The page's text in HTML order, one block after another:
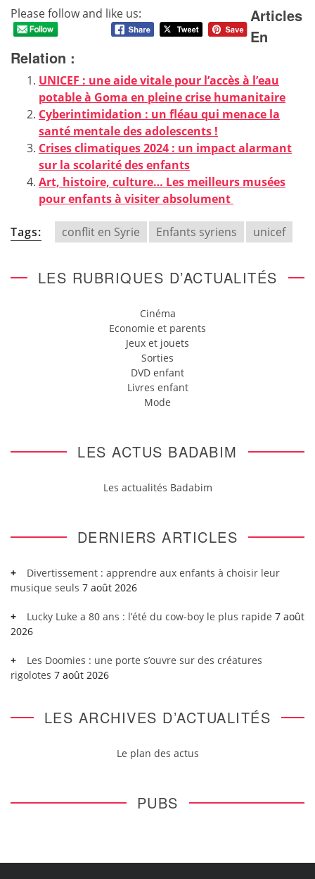
Please follow and like us:
Articles
En
Relation :
UNICEF : une aide vitale pour l’accès à l’eau
potable à Goma en pleine crise humanitaire
Cyberintimidation : un fléau qui menace la
santé mentale des adolescents !
Crises climatiques 2024 : un impact alarmant
sur la scolarité des enfants
Art, histoire, culture… Les meilleurs musées
pour enfants à visiter absolument
Tags: conflit en Syrie Enfants syriens unicef
LES RUBRIQUES D’ACTUALITÉS
Cinéma
Economie et parents
Jeux et jouets
Sorties
DVD enfant
Livres enfant
Mode
LES ACTUS BADABIM
Les actualités Badabim
DERNIERS ARTICLES
Divertissement : apprendre aux enfants à choisir leur
musique seuls 7 août 2026
Lucky Luke a 80 ans : l’été du cow-boy le plus rapide 7 août
2026
Les Doomies : une porte s’ouvre sur des créatures
rigolotes 7 août 2026
LES ARCHIVES D’ACTUALITÉS
Le plan des actus
PUBS